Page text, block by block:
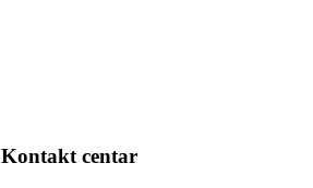
Kontakt centar